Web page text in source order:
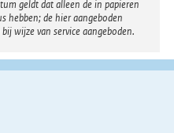
geldt dat alleen de in papieren
hebben; de hier aangeboden
wijze van service aangeboden.